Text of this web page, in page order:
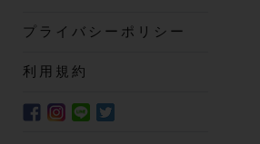
プライバシーポリシー
利用規約